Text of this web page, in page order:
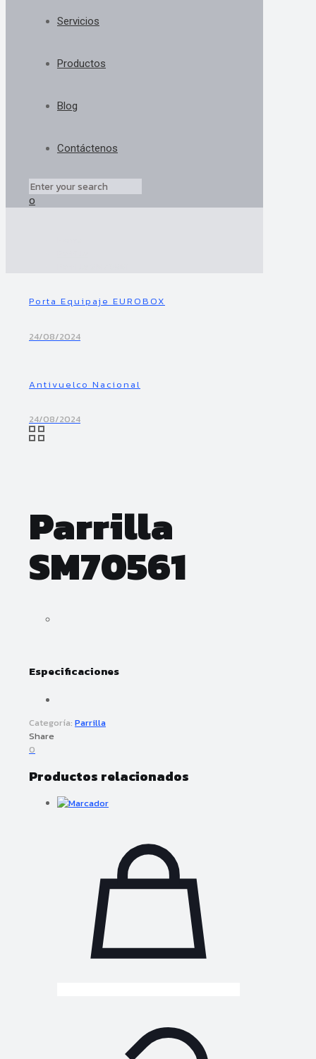
Servicios
Productos
Blog
Contáctenos
0
Porta Equipaje EUROBOX
24/08/2024
Antivuelco Nacional
24/08/2024
Parrilla
SM70561
Especificaciones
Categoría: Parrilla
Share
0
Productos relacionados